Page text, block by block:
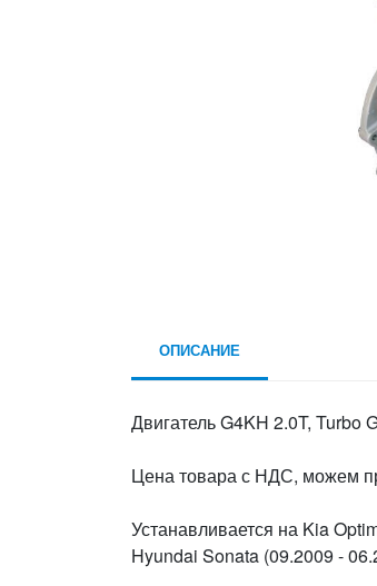
ОПИСАНИЕ
Двигатель G4KH 2.0T, Turbo
Цена товара с НДС, можем
Устанавливается на Kia
Hyundai Sonata (09.2009 -